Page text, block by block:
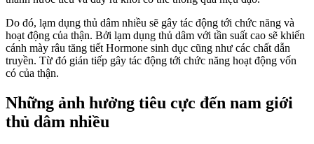
Do đó, lạm dụng thủ dâm nhiều sẽ gây tác động tới chức năng và
hoạt động của thận. Bởi lạm dụng thủ dâm với tần suất cao sẽ khiến
cánh mày râu tăng tiết Hormone sinh dục cũng như các chất dẫn
truyền. Từ đó gián tiếp gây tác động tới chức năng hoạt động vốn
có của thận.
Những ảnh hưởng tiêu cực đến nam giới
thủ dâm nhiều